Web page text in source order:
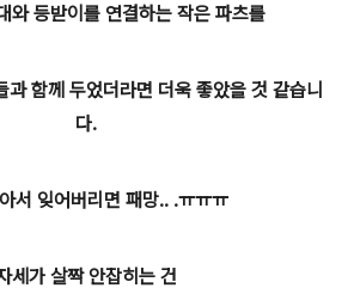
와 등받이를 연결하는 작은 파츠를
과 함께 두었더라면 더욱 좋았을 것 같습니
다.
서 잊어버리면 패망.. .ㅠㅠㅠ
세가 살짝 안잡히는 건